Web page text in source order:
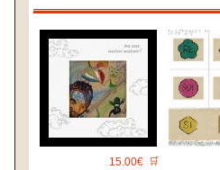
15.00€ 🛒